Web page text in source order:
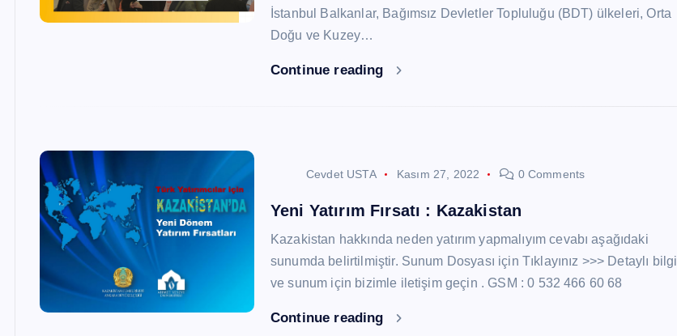
İstanbul Balkanlar, Bağımsız Devletler Topluluğu (BDT) ülkeleri, Orta
Doğu ve Kuzey…
Continue reading
Cevdet USTA Kasım 27, 2022 0 Comments
Yeni Yatırım Fırsatı : Kazakistan
Kazakistan hakkında neden yatırım yapmalıyım cevabı aşağıdaki
sunumda belirtilmiştir. Sunum Dosyası için Tıklayınız >>> Detaylı bilgi
ve sunum için bizimle iletişim geçin . GSM : 0 532 466 60 68
Continue reading